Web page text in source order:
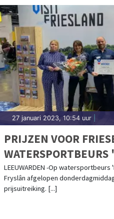
27 januari 2023, 10:54 uur
PRIJZEN VOOR
WATERSPORTBEURS
LEEUWARDEN -Op
Fryslân afgelopen
prijsuitreiking. [...]